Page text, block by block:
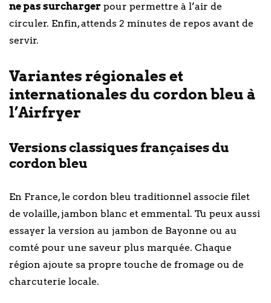
ne pas surcharger pour permettre à l’air de
circuler. Enfin, attends 2 minutes de repos avant de
servir.
Variantes régionales et
internationales du cordon bleu à
l’Airfryer
Versions classiques françaises du
cordon bleu
En France, le cordon bleu traditionnel associe filet
de volaille, jambon blanc et emmental. Tu peux aussi
essayer la version au jambon de Bayonne ou au
comté pour une saveur plus marquée. Chaque
région ajoute sa propre touche de fromage ou de
charcuterie locale.